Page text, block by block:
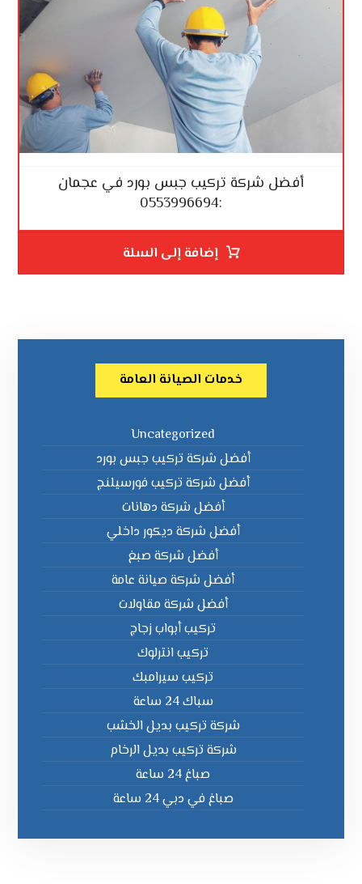
أفضل شركة تركيب جبس بورد في عجمان
:0553996694
إضافة إلى السلة
خدمات الصيانة العامة
Uncategorized
أفضل شركة تركيب جبس بورد
أفضل شركة تركيب فورسيلنج
أفضل شركة دهانات
أفضل شركة ديكور داخلي
أفضل شركة صبغ
أفضل شركة صيانة عامة
أفضل شركة مقاولات
تركيب أبواب زجاج
تركيب انترلوك
تركيب سيرامبك
سباك 24 ساعة
شركة تركيب بديل الخشب
شركة تركيب بديل الرخام
صباغ 24 ساعة
صباغ في دبي 24 ساعة